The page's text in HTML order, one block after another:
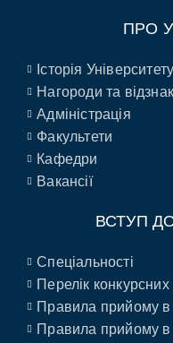
ПРО
Історія Університету
Нагороди та
Адміністрація
Факультети
Кафедри
Вакансії
ВСТУП
Спеціальності
Перелік
Правила прийому в
Правила прийому